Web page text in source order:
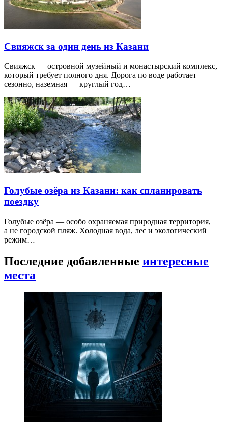
Свияжск за один день из Казани
Свияжск — островной музейный и монастырский комплекс,
который требует полного дня. Дорога по воде работает
сезонно, наземная — круглый год…
Голубые озёра из Казани: как спланировать
поездку
Голубые озёра — особо охраняемая природная территория,
а не городской пляж. Холодная вода, лес и экологический
режим…
Последние добавленные интересные
места